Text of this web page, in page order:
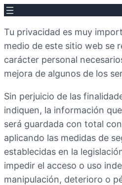
Tu privacidad es muy
medio de este sitio web se
carácter personal
mejora de algunos de los
Sin perjuicio de las
indiquen, la información
será guardada con total
aplicando las medidas de
establecidas en la
impedir el acceso o uso
manipulación, deterioro o